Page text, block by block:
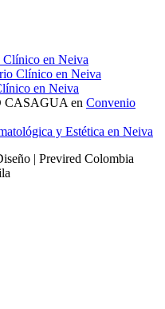
en Neiva
Clínico en Neiva
en Neiva
CASAGUA en Convenio
y Estética en Neiva
| Previred Colombia